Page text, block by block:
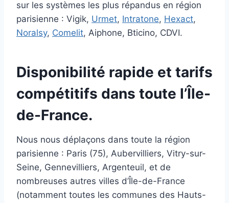
sur les systèmes les plus répandus en région
parisienne : Vigik, Urmet, Intratone, Hexact,
Noralsy, Comelit, Aiphone, Bticino, CDVI.​
Disponibilité rapide et tarifs
compétitifs dans toute l’Île-
de-France.
Nous nous déplaçons dans toute la région
parisienne : Paris (75), Aubervilliers, Vitry-sur-
Seine, Gennevilliers, Argenteuil, et de
nombreuses autres villes d’Île-de-France
(notamment toutes les communes des Hauts-